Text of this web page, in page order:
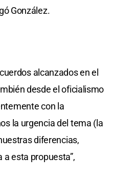
González.
alcanzados en el
desde el oficialismo
con la
la urgencia del tema (la
diferencias,
esta propuesta”,